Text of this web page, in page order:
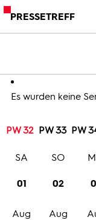
PRESSETREFF
Es wurden keine
PW 32 PW 33 PW
01
Aug
SA
02
Aug
SO